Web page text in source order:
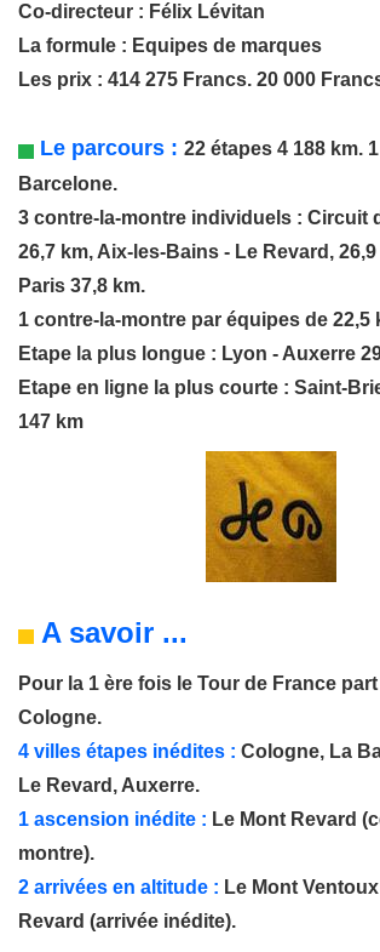
Co-directeur : Félix Lévitan
La formule : Equipes de marques
Les prix : 414 275 Francs. 20 000
Le parcours : 22 étapes 4 188 km.
Barcelone.
3 contre-la-montre individuels : Circuit
26,7 km, Aix-les-Bains - Le Revard,
Paris 37,8 km.
1 contre-la-montre par équipes de 22,5
Etape la plus longue : Lyon - Auxerre
Etape en ligne la plus courte : Saint-
147 km
A savoir ...
Pour la 1 ère fois le Tour de France
Cologne.
4 villes étapes inédites : Cologne, La
Le Revard, Auxerre.
1 ascension inédite : Le Mont Revard
montre).
2 arrivées en altitude : Le Mont Ventoux
Revard (arrivée inédite).